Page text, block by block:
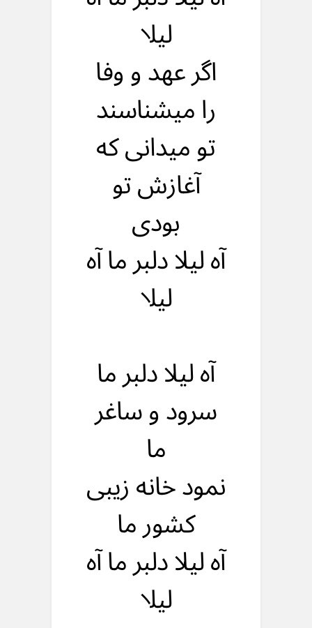
لیلا
اگر عهد و وفا
را میشناسند
تو میدانی که
آغازش تو
بودی
آه لیلا دلبر ما آه
لیلا
آه لیلا دلبر ما
سرود و ساغر
ما
نمود خانه زیبی
کشور ما
آه لیلا دلبر ما آه
لیلا